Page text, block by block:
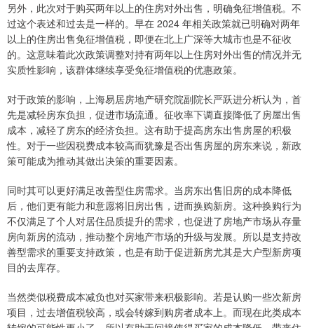
另外，此次对于购买两年以上的住房对外出售，明确免征增值税。不
过这个表述和过去是一样的。早在 2024 年相关政策就已明确对两年
以上的住房出售免征增值税，即便在北上广深等大城市也是不征收
的。这意味着此次政策调整对持有两年以上住房对外出售的情况并无
实质性影响，该群体继续享受免征增值税的优惠政策。
对于政策的影响，上海易居房地产研究院副院长严跃进分析认为，首
先是减轻房东负担，促进市场流通。征收率下调直接降低了房屋出售
成本，减轻了房东的经济负担。这有助于提高房东出售房屋的积极
性。对于一些因税费成本较高而犹豫是否出售房屋的房东来说，新政
策可能成为推动其做出决策的重要因素。
同时其可以更好满足改善型住房需求。当房东出售旧房的成本降低
后，他们更有能力和意愿将旧房出售，进而换购新房。这种换购行为
不仅满足了个人对居住品质提升的需求，也促进了房地产市场从存量
房向新房的流动，推动整个房地产市场的升级与发展。所以是支持改
善型需求的重要支持政策，也是有助于促进新房尤其是大户型新房项
目的去库存。
当然类似税费成本减负也对买家带来积极影响。若是认购一些次新房
项目，过去增值税较高，或会转嫁到购房者成本上。而现在此类成本